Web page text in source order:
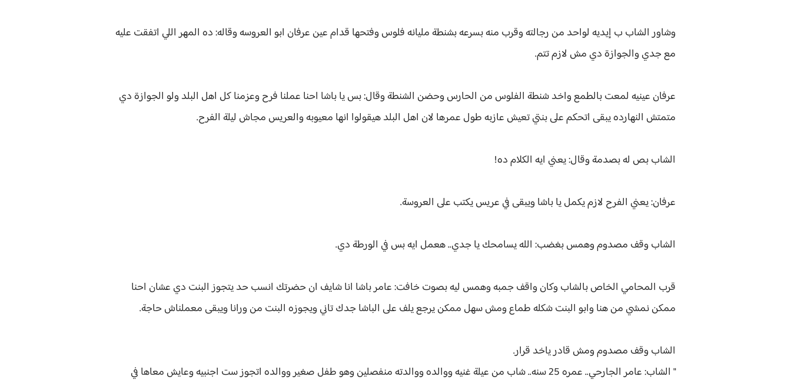
وشاور الشاب ب إيديه لواحد من رجالته وقرب منه بسرعه بشنطة مليانه فلوس وفتحها قدام عين عرفان ابو العروسه وقاله: ده المهر اللي اتفقت عليه
مع جدي والجوازة دي مش لازم تتم.
عرفان عينيه لمعت بالطمع واخد شنطة الفلوس من الحارس وحضن الشنطة وقال: بس يا باشا احنا عملنا فرح وعزمنا كل اهل البلد ولو الجوازة دي
متمتش النهارده يبقى اتحكم على بنتي تعيش عازبه طول عمرها لان اهل البلد هيقولوا انها معيوبه والعريس مجاش ليلة الفرح.
الشاب بص له بصدمة وقال: يعني ايه الكلام ده!
عرفان: يعني الفرح لازم يكمل يا باشا ويبقى في عريس يكتب على العروسة.
الشاب وقف مصدوم وهمس بغضب: الله يسامحك يا جدي.. هعمل ايه بس في الورطة دي.
قرب المحامي الخاص بالشاب وكان واقف جمبه وهمس ليه بصوت خافت: عامر باشا انا شايف ان حضرتك انسب حد يتجوز البنت دي عشان احنا
ممكن نمشي من هنا وابو البنت شكله طماع ومش سهل ممكن يرجع يلف على الباشا جدك تاني ويجوزه البنت من ورانا ويبقى معملناش حاجة.
الشاب وقف مصدوم ومش قادر ياخد قرار.
" الشاب: عامر الجارحي.. عمره 25 سنه.. شاب من عيلة غنيه ووالده ووالدته منفصلين وهو طفل صغير ووالده اتجوز ست اجنبيه وعايش معاها في